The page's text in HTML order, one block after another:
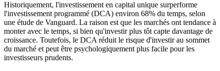
Historiquement, l'investissement en capital unique surperforme
l'investissement programmé (DCA) environ 68% du temps, selon
une étude de Vanguard. La raison est que les marchés ont tendance à
monter avec le temps, si bien qu'investir plus tôt capte davantage de
croissance. Toutefois, le DCA réduit le risque d'investir au sommet
du marché et peut être psychologiquement plus facile pour les
investisseurs prudents.